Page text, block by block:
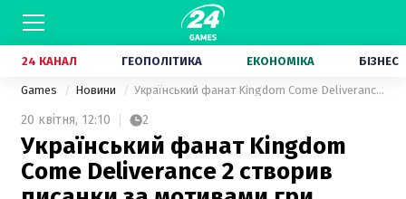
24 КАНАЛ ГЕОПОЛІТИКА ЕКОНОМІКА БІЗНЕС
Games Новини Український фанат Kingdom Come Deliverance 2 створив писанки за мотивами гри
20 квітня, 12:10 2
Український фанат Kingdom
Come Deliverance 2 створив